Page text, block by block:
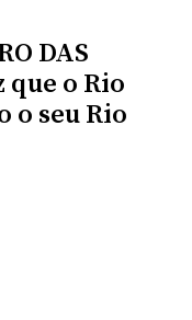
DAS
que o Rio
seu Rio